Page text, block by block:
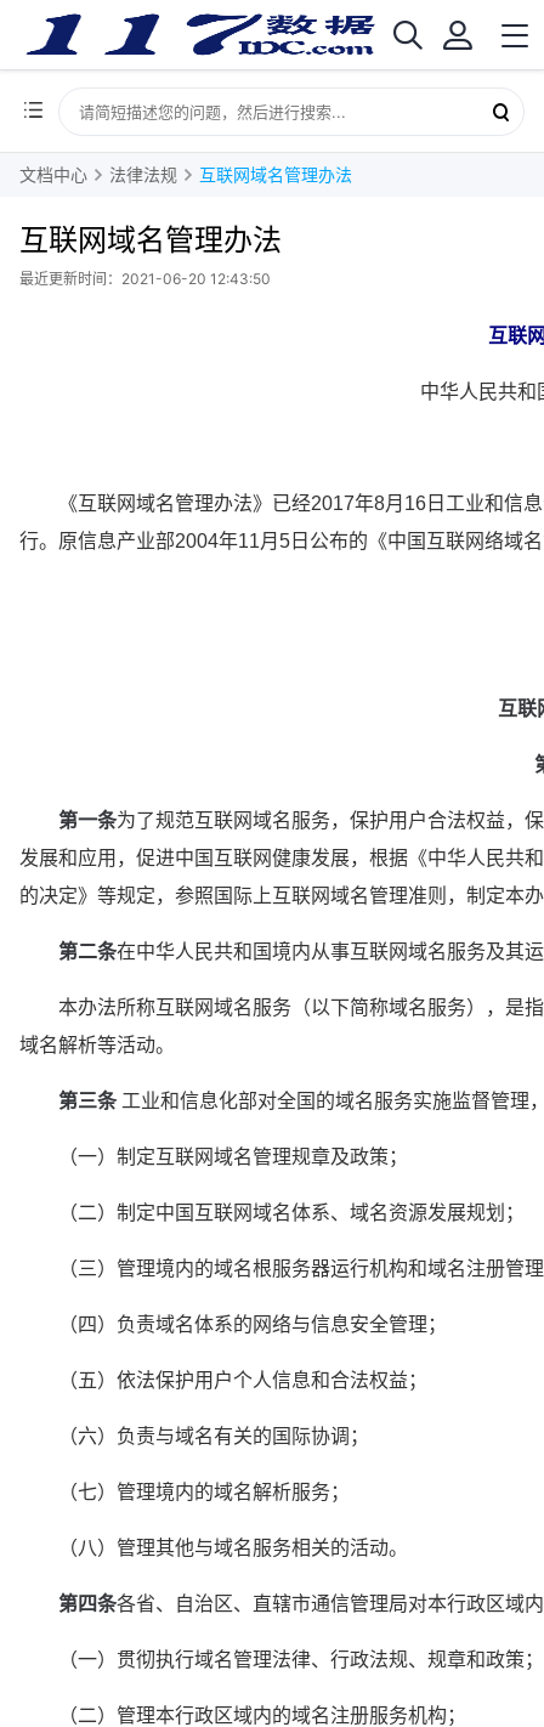
文档中心 法律法规 互联网域名管理办法
互联网域名管理办法
最近更新时间：2021-06-20 12:43:50
互联
中华人民共和
《互联网域名管理办法》已经2017年8月16日工业和信息
行。原信息产业部2004年11月5日公布的《中国互联网络域
互联
第一条为了规范互联网域名服务，保护用户合法权益，
发展和应用，促进中国互联网健康发展，根据《中华人民共
的决定》等规定，参照国际上互联网域名管理准则，制定本
第二条在中华人民共和国境内从事互联网域名服务及其
本办法所称互联网域名服务（以下简称域名服务），是
域名解析等活动。
第三条 工业和信息化部对全国的域名服务实施监督管理
（一）制定互联网域名管理规章及政策；
（二）制定中国互联网域名体系、域名资源发展规划；
（三）管理境内的域名根服务器运行机构和域名注册管
（四）负责域名体系的网络与信息安全管理；
（五）依法保护用户个人信息和合法权益；
（六）负责与域名有关的国际协调；
（七）管理境内的域名解析服务；
（八）管理其他与域名服务相关的活动。
第四条各省、自治区、直辖市通信管理局对本行政区域
（一）贯彻执行域名管理法律、行政法规、规章和政策；
（二）管理本行政区域内的域名注册服务机构；